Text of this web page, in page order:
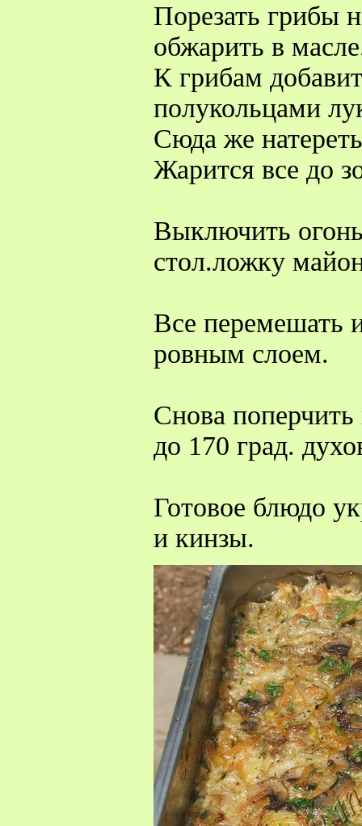
Порезать грибы
обжарить в
К грибам
полукольцами
Сюда же
Жарится все до
Выключить
стол.ложку
Все перемешать
ровным слоем.
Снова
до 170 град.
Готовое блюдо
и кинзы.